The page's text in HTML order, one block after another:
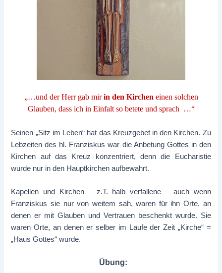
„…und der Herr gab mirin den Kirchen einen solchen
Glauben, dass ich in Einfalt so betete und sprach …“
Seinen „Sitz im Leben“ hat das Kreuzgebet in den Kirchen. Zu
Lebzeiten des hl. Franziskus war die Anbetung Gottes in den
Kirchen auf das Kreuz konzentriert, denn die Eucharistie
wurde nur in den Hauptkirchen aufbewahrt.
Kapellen und Kirchen – z.T. halb verfallene – auch wenn
Franziskus sie nur von weitem sah, waren für ihn Orte, an
denen er mit Glauben und Vertrauen beschenkt wurde. Sie
waren Orte, an denen er selber im Laufe der Zeit „Kirche“ =
„Haus Gottes“ wurde.
Übung: